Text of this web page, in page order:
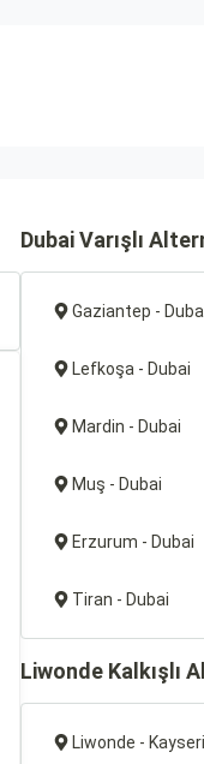
Dubai Varışlı
Gaziantep -
Lefkoşa - Dubai
Mardin - Dubai
Muş - Dubai
Erzurum - Dubai
Tiran - Dubai
Liwonde Kalkışlı
Liwonde - Kayseri